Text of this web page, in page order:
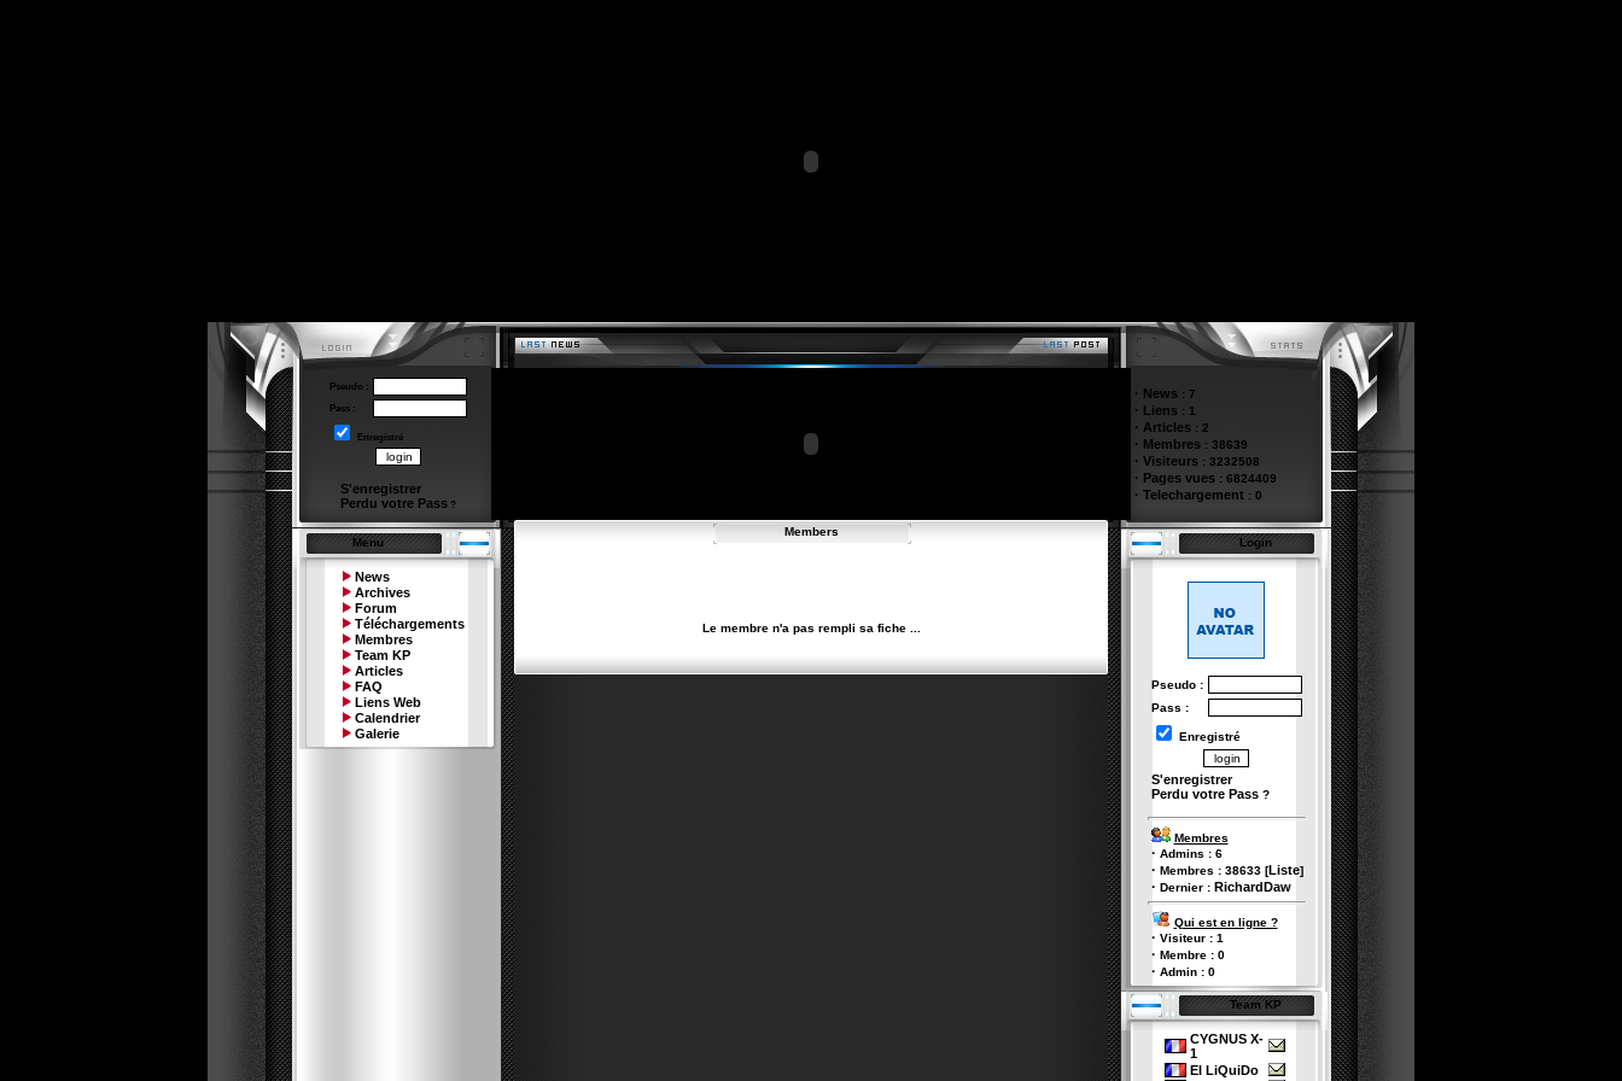
Pseudo :
Pass :
Enregistré
S'enregistrer
Perdu votre Pass?
· News : 7
· Liens : 1
· Articles : 2
· Membres : 38639
· Visiteurs : 3232508
· Pages vues : 6824409
· Telechargement : 0
Menu
News
Archives
Forum
Téléchargements
Membres
Team KP
Articles
FAQ
Liens Web
Calendrier
Galerie
Members
Le membre n'a pas rempli sa fiche ...
Login
Pseudo :
Pass :
Enregistré
S'enregistrer
Perdu votre Pass?
Membres
· Admins : 6
· Membres : 38633[Liste]
· Dernier : RichardDaw
Qui est en ligne ?
· Visiteur : 1
· Membre : 0
· Admin : 0
Team KP
CYGNUS X-
1
El LiQuiDo